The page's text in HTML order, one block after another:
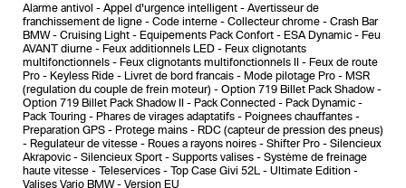
Alarme antivol Appel d'urgence intelligent
Avertisseur de
franchissement de ligne
Code interne Collecteur chrome
Crash Bar
BMW
Cruising Light Equipements Pack Confort ESA Dynamic
Feu
AVANT diurne
Feux additionnels LED
Feux clignotants
multifonctionnels
Feux clignotants multifonctionnels II
Feux de route
Pro
Keyless Ride Livret de bord francais Mode pilotage Pro
MSR
(regulation du couple de frein moteur)
Option 719 Billet Pack Shadow
Option 719 Billet Pack Shadow II
Pack Connected
Pack Dynamic
Pack Touring
Phares de virages adaptatifs
Poignees chauffantes
Preparation GPS
Protege mains
RDC (capteur de pression des pneus)
Regulateur de vitesse
Roues a rayons noires Shifter Pro
Silencieux
Akrapovic
Silencieux Sport Supports valises
Système de freinage
haute vitesse
Teleservices Top Case Givi 52L
Ultimate Edition
Valises Vario BMW
Version EU